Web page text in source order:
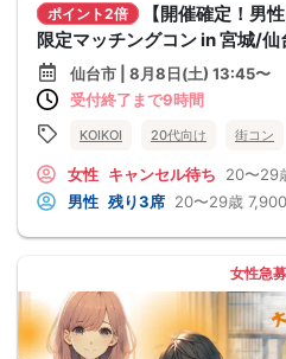
ポイント2倍
【開催確定！男
限定マッチングコン in 宮城/仙
仙台市 | 8月8日(土) 13:45〜
受付終了まで9時間
KOIKOI 20代向け 街コン
女性 キャンセル待ち 20〜29
男性 残り3席 20〜29歳
女性急募